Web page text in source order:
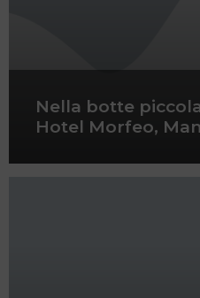
Nella botte
Hotel Morfeo,